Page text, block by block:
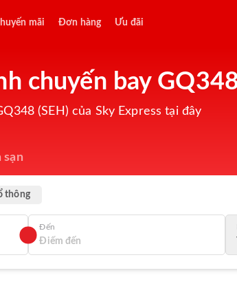
mãi Đơn hàng Ưu đãi
chuyến bay
(SEH) của Sky Express tại đây
sạn
thông
Đến